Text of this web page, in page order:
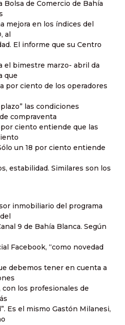
Bolsa de Comercio de Bahía
mejora en los índices del
al
El informe que su Centro
el bimestre marzo- abril da
que
por ciento de los operadores
las condiciones
compraventa
ciento entiende que las
un 18 por ciento entiende
estabilidad. Similares son los
inmobiliario del programa
9 de Bahía Blanca. Según
Facebook, “como novedad
debemos tener en cuenta a
los profesionales de
Es el mismo Gastón Milanesi,